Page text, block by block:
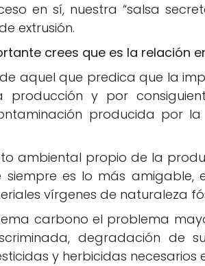
en sí, nuestra “salsa
extrusión.
crees que es la relación
aquel que predica que la
producción y por
producida por la
ambiental propio de la
siempre es lo más amigable,
vírgenes de naturaleza
carbono el problema
degradación de
y herbicidas necesarios